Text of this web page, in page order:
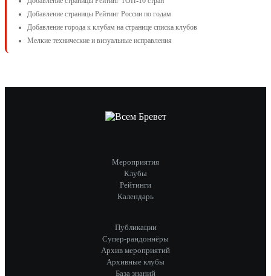
Добавление страницы Рейтинг России по годам
Добавление города к клубам на странице списка клубов
Мелкие технические и визуальные исправления
Мероприятия
Клубы
Рейтинги
Календарь
Публикации
Супер-рандоннёры
Архив мероприятий
Архивные клубы
База знаний